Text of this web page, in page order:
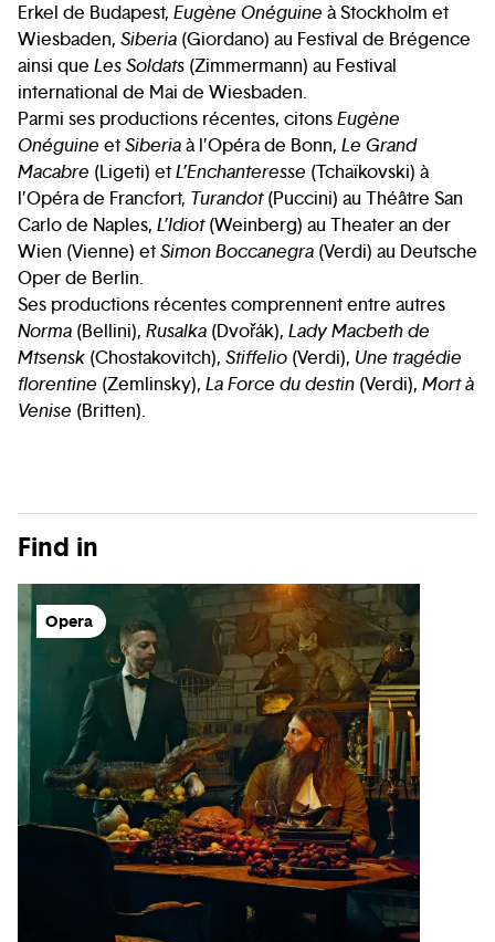
Erkel de Budapest, Eugène Onéguine à Stockholm et
Wiesbaden, Siberia (Giordano) au Festival de Brégence
ainsi que Les Soldats (Zimmermann) au Festival
international de Mai de Wiesbaden.
Parmi ses productions récentes, citonsEugène
Onéguine etSiberiaà l’Opéra de Bonn, Le Grand
Macabre (Ligeti) etL’Enchanteresse (Tchaïkovski) à
l’Opéra de Francfort, Turandot(Puccini) au Théâtre San
Carlo de Naples, L’Idiot(Weinberg) au Theater an der
Wien (Vienne) etSimon Boccanegra (Verdi) au Deutsche
Oper de Berlin.
Ses productions récentes comprennent entre autres
Norma (Bellini), Rusalka (Dvořák), Lady Macbeth de
Mtsensk (Chostakovitch), Stiffelio (Verdi), Une tragédie
florentine (Zemlinsky), La Force du destin (Verdi), Mort à
Venise (Britten).
Find in
Opera